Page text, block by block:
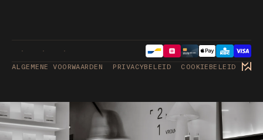
ALGEMENE VOORWAARDEN PRIVACYBELEID COOKIEBELEID